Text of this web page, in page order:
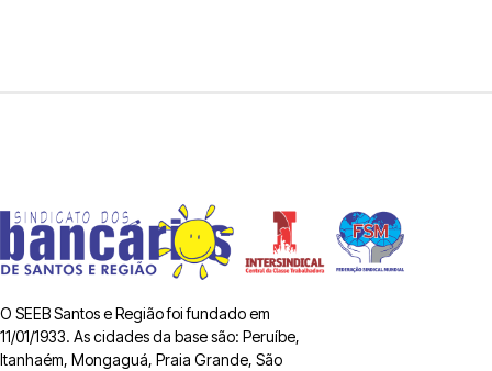
O SEEB Santos e Região foi fundado em
11/01/1933. As cidades da base são: Peruíbe,
Itanhaém, Mongaguá, Praia Grande, São